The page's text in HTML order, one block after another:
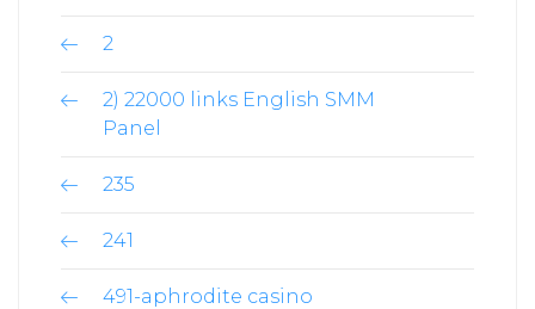
2
2) 22000 links English SMM
Panel
235
241
491-aphrodite casino